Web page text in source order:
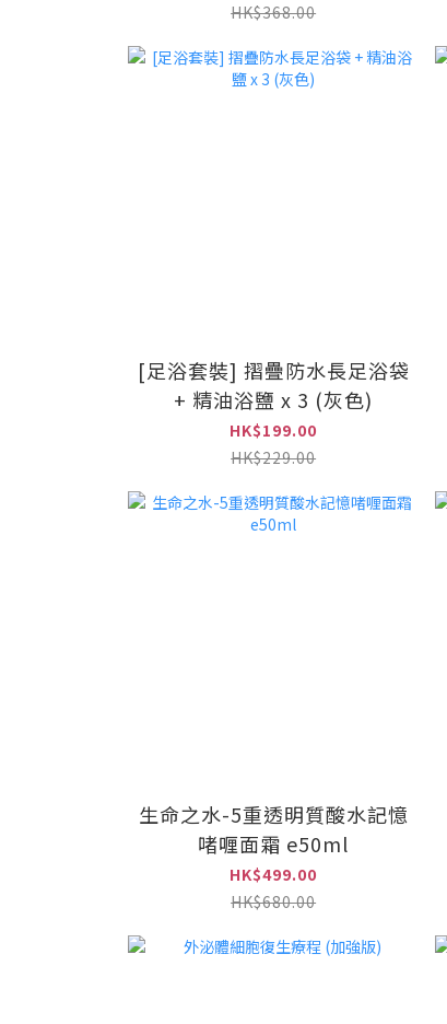
HK$368.00
[足浴套裝] 摺疊防水長足浴袋
+ 精油浴鹽 x 3 (灰色)
HK$199.00
HK$229.00
生命之水-5重透明質酸水記憶
啫喱面霜 e50ml
HK$499.00
HK$680.00